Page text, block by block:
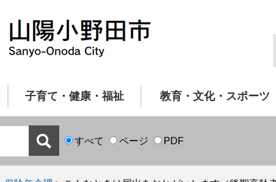
子育て・健康・福祉 教育・文化・スポーツ
すべて ページ PDF